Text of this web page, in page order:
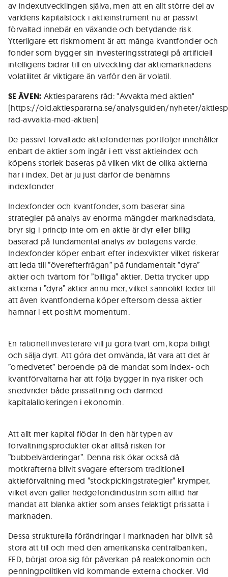
av indexutvecklingen själva, men att en allt större del av
världens kapitalstock i aktieinstrument nu är passivt
förvaltad innebär en växande och betydande risk.
Ytterligare ett riskmoment är att många kvantfonder och
fonder som bygger sin investeringsstrategi på artificiell
intelligens bidrar till en utveckling där aktiemarknadens
volatilitet är viktigare än varför den är volatil.
SE ÄVEN: Aktiespararens råd: "Avvakta med aktien"
(https://old.aktiespararna.se/analysguiden/nyheter/
rad-avvakta-med-aktien)
De passivt förvaltade aktiefondernas portföljer innehåller
enbart de aktier som ingår i ett visst aktieindex och
köpens storlek baseras på vilken vikt de olika aktierna
har i index. Det är ju just därför de benämns
indexfonder.
Indexfonder och kvantfonder, som baserar sina
strategier på analys av enorma mängder marknadsdata,
bryr sig i princip inte om en aktie är dyr eller billig
baserad på fundamental analys av bolagens värde.
Indexfonder köper enbart efter indexvikter vilket riskerar
att leda till ”överefterfrågan” på fundamentalt ”dyra”
aktier och tvärtom för ”billiga” aktier. Detta trycker upp
aktierna i ”dyra” aktier ännu mer, vilket sannolikt leder till
att även kvantfonderna köper eftersom dessa aktier
hamnar i ett positivt momentum.
En rationell investerare vill ju göra tvärt om, köpa billigt
och sälja dyrt. Att göra det omvända, låt vara att det är
”omedvetet” beroende på de mandat som index- och
kvantförvaltarna har att följa bygger in nya risker och
snedvrider både prissättning och därmed
kapitalallokeringen i ekonomin.
Att allt mer kapital flödar in den här typen av
förvaltningsprodukter ökar alltså risken för
”bubbelvärderingar”. Denna risk ökar också då
motkrafterna blivit svagare eftersom traditionell
aktieförvaltning med ”stockpickingstrategier” krymper,
vilket även gäller hedgefondindustrin som alltid har
mandat att blanka aktier som anses felaktigt prissatta i
marknaden.
Dessa strukturella förändringar i marknaden har blivit så
stora att till och med den amerikanska centralbanken,
FED, börjat oroa sig för påverkan på realekonomin och
penningpolitiken vid kommande externa chocker. Vid